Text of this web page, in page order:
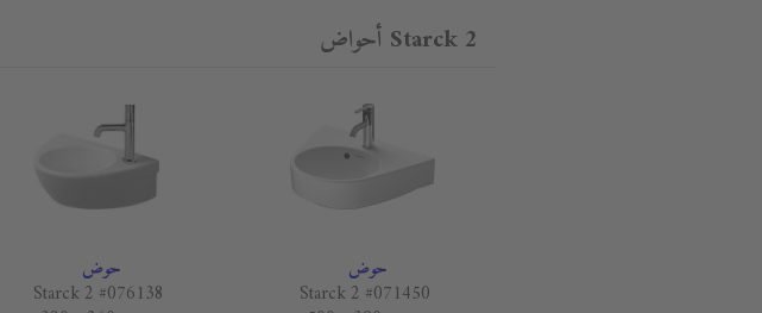
Starck 2 أحواض
حوض
Starck 2 #071450
حوض
Starck 2 #076138